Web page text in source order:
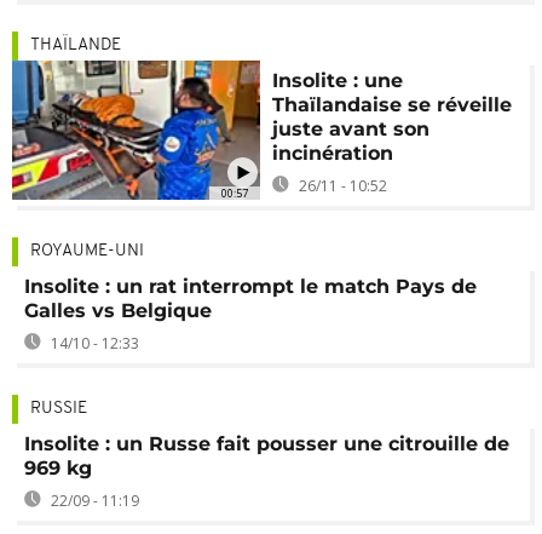
00:57
THAÏLANDE
Insolite : une
Thaïlandaise se réveille
juste avant son
incinération
26/11 - 10:52
ROYAUME-UNI
Insolite : un rat interrompt le match Pays de
Galles vs Belgique
14/10 - 12:33
RUSSIE
Insolite : un Russe fait pousser une citrouille de
969 kg
22/09 - 11:19